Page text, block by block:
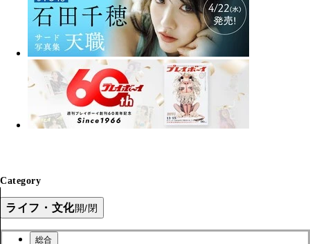
Category
ライフ・文化開/閉
総合